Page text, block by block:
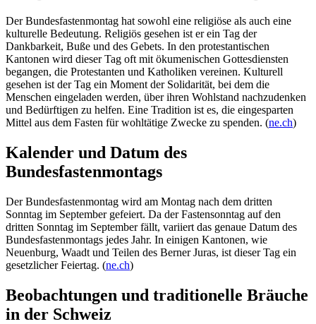
Der Bundesfastenmontag hat sowohl eine religiöse als auch eine
kulturelle Bedeutung. Religiös gesehen ist er ein Tag der
Dankbarkeit, Buße und des Gebets. In den protestantischen
Kantonen wird dieser Tag oft mit ökumenischen Gottesdiensten
begangen, die Protestanten und Katholiken vereinen. Kulturell
gesehen ist der Tag ein Moment der Solidarität, bei dem die
Menschen eingeladen werden, über ihren Wohlstand nachzudenken
und Bedürftigen zu helfen. Eine Tradition ist es, die eingesparten
Mittel aus dem Fasten für wohltätige Zwecke zu spenden. (ne.ch)
Kalender und Datum des
Bundesfastenmontags
Der Bundesfastenmontag wird am Montag nach dem dritten
Sonntag im September gefeiert. Da der Fastensonntag auf den
dritten Sonntag im September fällt, variiert das genaue Datum des
Bundesfastenmontags jedes Jahr. In einigen Kantonen, wie
Neuenburg, Waadt und Teilen des Berner Juras, ist dieser Tag ein
gesetzlicher Feiertag. (ne.ch)
Beobachtungen und traditionelle Bräuche
in der Schweiz